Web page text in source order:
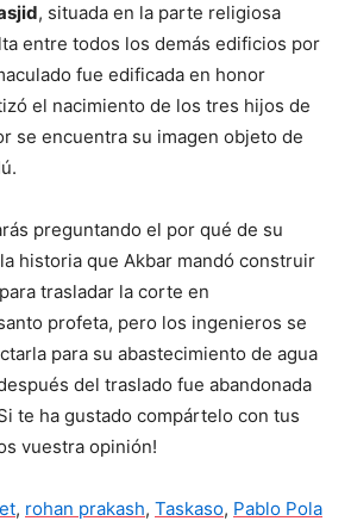
, situada en la parte religiosa
entre todos los demás edificios por
fue edificada en honor
el nacimiento de los tres hijos de
se encuentra su imagen objeto de
preguntando el por qué de su
historia que Akbar mandó construir
trasladar la corte en
profeta, pero los ingenieros se
para su abastecimiento de agua
del traslado fue abandonada
te ha gustado compártelo con tus
vuestra opinión!
, rohan prakash, Taskaso, Pablo Pola